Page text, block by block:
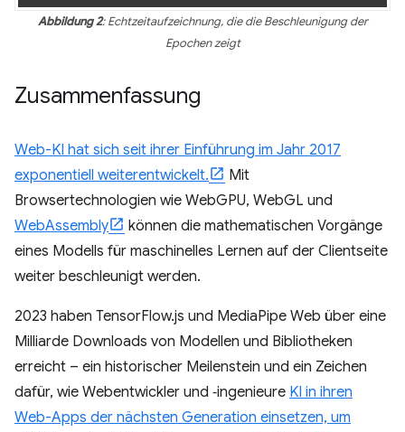
Abbildung 2: Echtzeitaufzeichnung, die die Beschleunigung der
Epochen zeigt
Zusammenfassung
Web-KI hat sich seit ihrer Einführung im Jahr 2017
exponentiell weiterentwickelt.
Mit
Browsertechnologien wie WebGPU, WebGL und
WebAssembly
können die mathematischen Vorgänge
eines Modells für maschinelles Lernen auf der Clientseite
weiter beschleunigt werden.
2023 haben TensorFlow.js und MediaPipe Web über eine
Milliarde Downloads von Modellen und Bibliotheken
erreicht – ein historischer Meilenstein und ein Zeichen
dafür, wie Webentwickler und ‑ingenieure KI in ihren
Web-Apps der nächsten Generation einsetzen, um